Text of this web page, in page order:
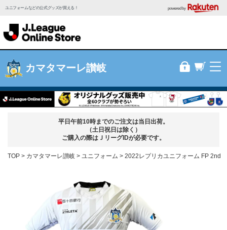
ユニフォームなどの公式グッズが買える！ powered by
カマタマーレ讃岐
平日午前10時までのご注文は当日出荷。
（土日祝日は除く）
ご購入の際はＪリーグIDが必要です。
TOP カマタマーレ讃岐 ユニフォーム 2022レプリカユニフォーム FP 2nd